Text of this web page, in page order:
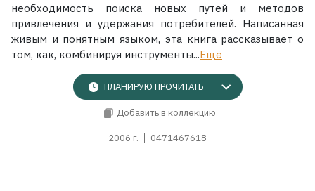
необходимость поиска новых путей и методов
привлечения и удержания потребителей. Написанная
живым и понятным языком, эта книга рассказывает о
том, как, комбинируя инструменты...Ещё
ПЛАНИРУЮ ПРОЧИТАТЬ
Добавить в коллекцию
2006 г. 0471467618